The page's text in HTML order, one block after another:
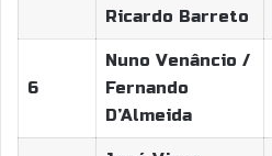
Ricardo Barreto
6
Nuno Venâncio /
Fernando
D’Almeida